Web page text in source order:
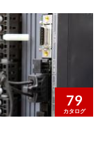
79
カタログ